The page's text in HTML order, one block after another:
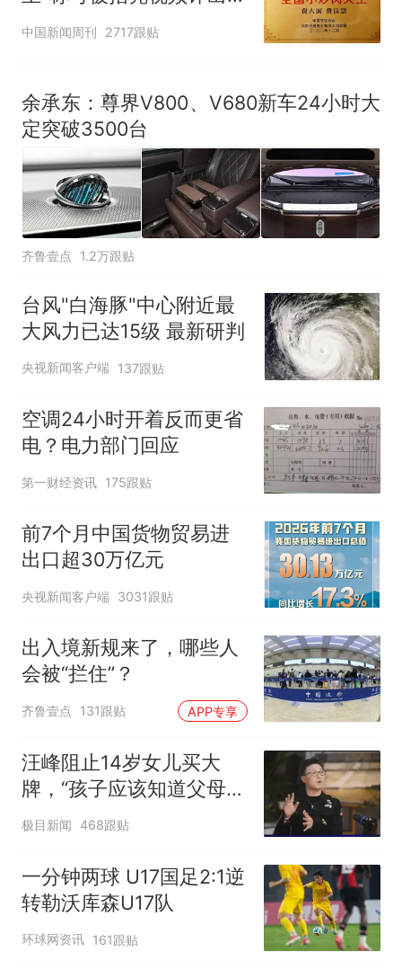
官方回应
中国新闻周刊 2717跟贴
余承东：尊界V800、V680新车24小时大
定突破3500台
齐鲁壹点 1.2万跟贴
台风"白海豚"中心附近最
大风力已达15级 最新研判
央视新闻客户端 137跟贴
空调24小时开着反而更省
电？电力部门回应
第一财经资讯 175跟贴
前7个月中国货物贸易进
出口超30万亿元
央视新闻客户端 3031跟贴
出入境新规来了，哪些人
会被“拦住”？
齐鲁壹点 131跟贴 APP专享
汪峰阻止14岁女儿买大
牌，“孩子应该知道父母的
不易”，称自己买衣服80%
极目新闻 468跟贴
一分钟两球 U17国足2:1逆
转勒沃库森U17队
环球网资讯 161跟贴